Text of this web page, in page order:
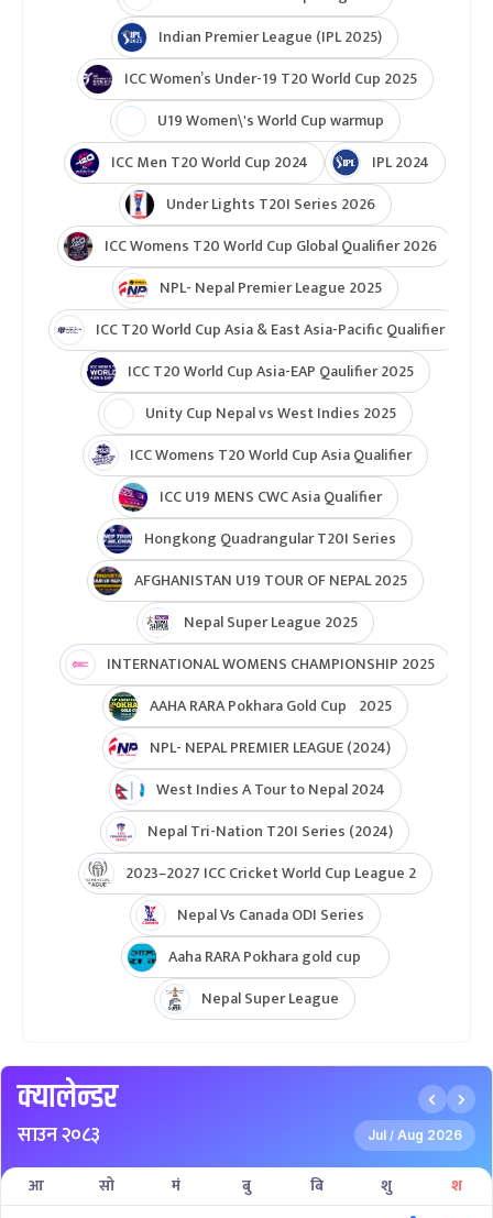
Indian Premier League (IPL 2025)
ICC Women’s Under-19 T20 World Cup 2025
U19 Women\'s World Cup warmup
ICC Men T20 World Cup 2024
IPL 2024
Under Lights T20I Series 2026
ICC Womens T20 World Cup Global Qualifier 2026
NPL- Nepal Premier League 2025
ICC T20 World Cup Asia & East Asia-Pacific Qualifier
ICC T20 World Cup Asia-EAP Qaulifier 2025
Unity Cup Nepal vs West Indies 2025
ICC Womens T20 World Cup Asia Qualifier
ICC U19 MENS CWC Asia Qualifier
Hongkong Quadrangular T20I Series
AFGHANISTAN U19 TOUR OF NEPAL 2025
Nepal Super League 2025
INTERNATIONAL WOMENS CHAMPIONSHIP 2025
AAHA RARA Pokhara Gold Cup 2025
NPL- NEPAL PREMIER LEAGUE (2024)
West Indies A Tour to Nepal 2024
Nepal Tri-Nation T20I Series (2024)
2023–2027 ICC Cricket World Cup League 2
Nepal Vs Canada ODI Series
Aaha RARA Pokhara gold cup
Nepal Super League
क्यालेन्डर
साउन २०८३ Jul / Aug 2026
आ सो मं बु बि शु श